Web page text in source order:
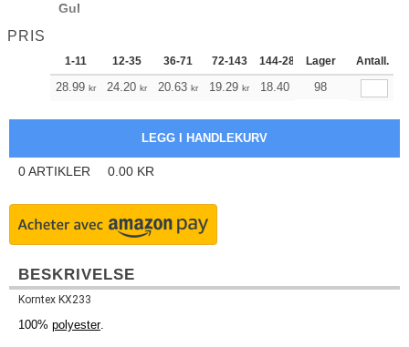
Gul
PRIS
1-11 12-35 36-71 72-143 144-287 288 + Mer
Lager Antall.
28.99 kr 24.20 kr 20.63 kr 19.29 kr 18.40 18.17
98
0ARTIKLER 0.00 KR
BESKRIVELSE
Korntex KX233
100% polyester.